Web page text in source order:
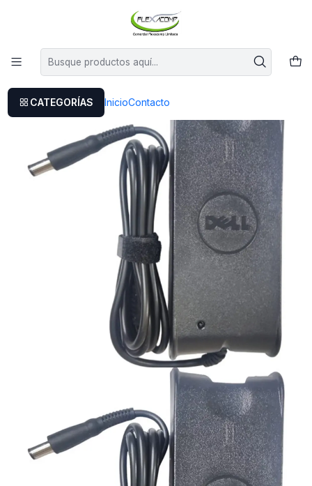
CATEGORÍAS InicioContacto
Este es el texto del slide